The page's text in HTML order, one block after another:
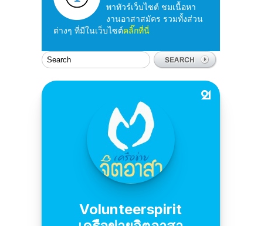
พาทัวร์เว็บไซต์ ชมเนื้อหา
งานอาสาสมัคร รวมทั้งส่วน
ต่างๆ ที่มีในเว็บไซต์คลิ๊กที่นี่